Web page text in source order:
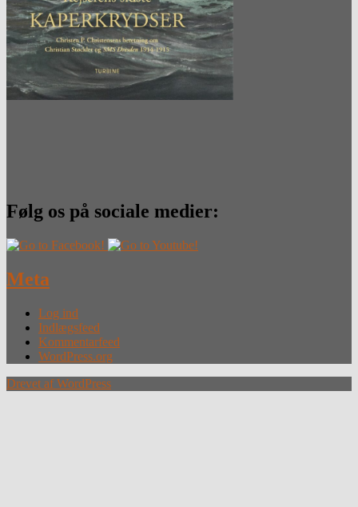
Følg os på sociale medier:
Meta
Log ind
Indlægsfeed
Kommentarfeed
WordPress.org
Drevet af WordPress